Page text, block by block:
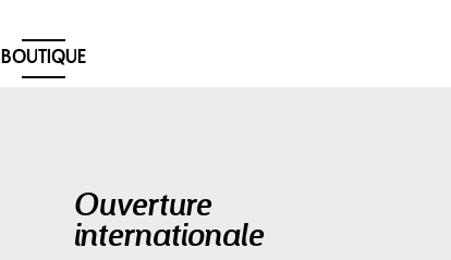
BOUTIQUE
Ouverture
internationale